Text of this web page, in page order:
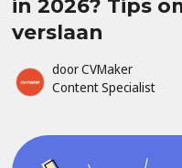
in 2026? Tips
verslaan
doorCVMaker
Content Specialist